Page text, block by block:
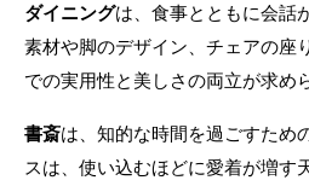
ダイニングは、食事とともに会話
素材や脚のデザイン、チェアの座
での実用性と美しさの両立が求め
書斎は、知的な時間を過ごすため
スは、使い込むほどに愛着が増す